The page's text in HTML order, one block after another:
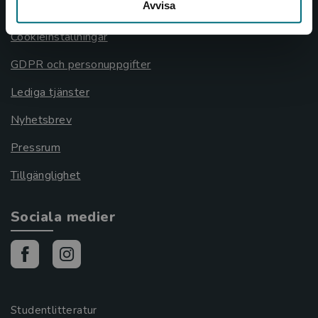
Avvisa
Cookieinställningar
GDPR och personuppgifter
Lediga tjänster
Nyhetsbrev
Pressrum
Tillgänglighet
Sociala medier
Studentlitteratur